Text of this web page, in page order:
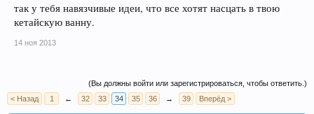
так у тебя навязчивые идеи, что все хотят насцать в твою
кетайскую ванну.
14 ноя 2013
(Вы должны войти или зарегистрироваться, чтобы ответить.)
< Назад
1 ← 32 33 34 35 36 → 39 Вперёд >